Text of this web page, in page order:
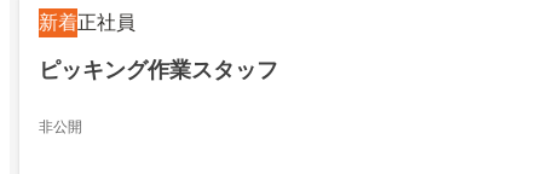
新着正社員
ピッキング作業スタッフ
非公開